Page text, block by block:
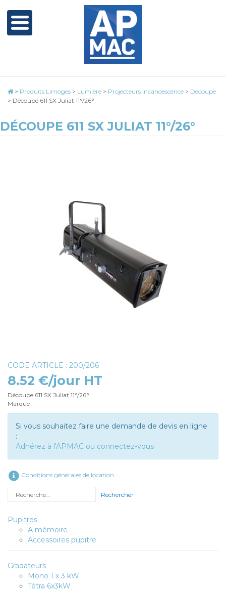
> Produits Limoges > Lumière > Projecteurs incandescence > Découpe
> Découpe 611 SX Juliat 11°/26°
DÉCOUPE 611 SX JULIAT 11°/26°
CODE ARTICLE : 200/206
8.52 €/jour HT
Découpe 611 SX Juliat 11°/26°
Marque :
Si vous souhaitez faire une demande de devis en ligne
:
Adhérez à l'APMAC ou connectez-vous
Conditions générales de location
Rechercher
Pupitres
A mémoire
Accessoires pupitre
Gradateurs
Mono 1 x 3 kW
Tétra 6x3kW